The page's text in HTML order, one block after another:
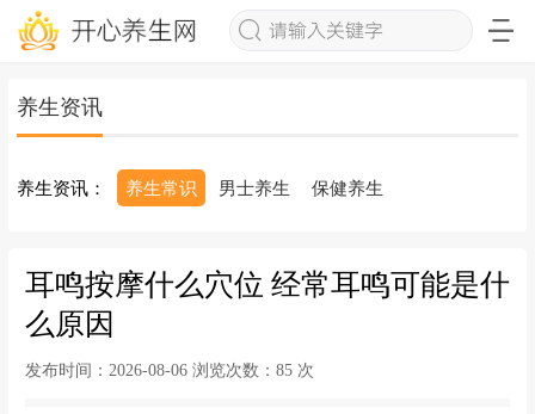
养生资讯
养生资讯： 养生常识 男士养生 保健养生
耳鸣按摩什么穴位 经常耳鸣可能是什
么原因
发布时间：2026-08-06 浏览次数： 85 次